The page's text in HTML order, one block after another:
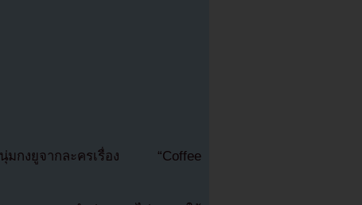
หนุ่มกงยูจากละครเรื่อง “Coffee